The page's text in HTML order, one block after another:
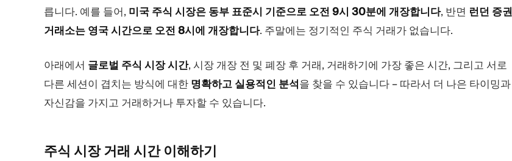
릅니다. 예를 들어, 미국 주식 시장은 동부 표준시 기준으로 오전 9시 30분에 개장합니다, 반면 런던 증권
거래소는 영국 시간으로 오전 8시에 개장합니다. 주말에는 정기적인 주식 거래가 없습니다.
아래에서 글로벌 주식 시장 시간, 시장 개장 전 및 폐장 후 거래, 거래하기에 가장 좋은 시간, 그리고 서로
다른 세션이 겹치는 방식에 대한 명확하고 실용적인 분석을 찾을 수 있습니다 – 따라서 더 나은 타이밍과
자신감을 가지고 거래하거나 투자할 수 있습니다.
주식 시장 거래 시간 이해하기